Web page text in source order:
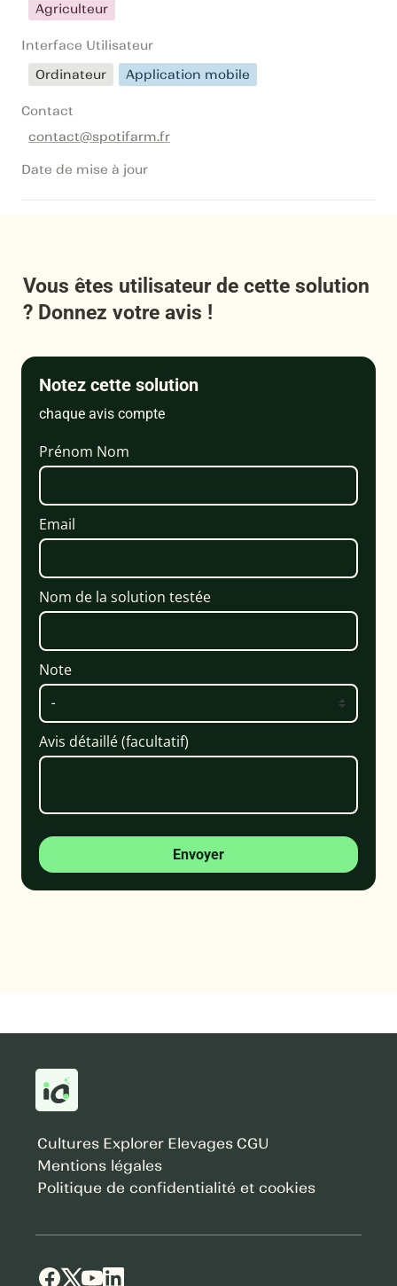
Agriculteur
Interface Utilisateur
Ordinateur
Application mobile
Contact
contact@spotifarm.fr
Date de mise à jour
Vous êtes utilisateur de cette solution
? Donnez votre avis !
Notez cette solution
chaque avis compte
Prénom Nom
Email
Nom de la solution testée
Note
Avis détaillé (facultatif)
Envoyer
Cultures Explorer Elevages CGU
Mentions légales
Politique de confidentialité et cookies